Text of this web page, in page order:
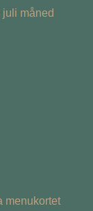
måned
menukortet